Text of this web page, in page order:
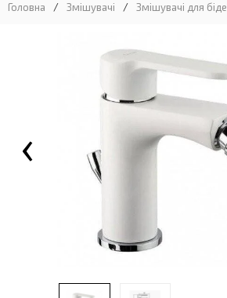
Головна / Змішувачі / Змішувачі для біде
‹